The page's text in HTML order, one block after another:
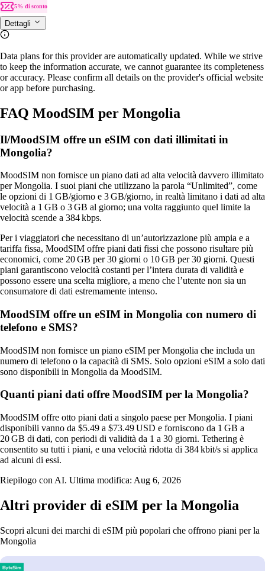
5% di sconto
Dettagli
Data plans for this provider are automatically updated. While we strive
to keep the information accurate, we cannot guarantee its completeness
or accuracy. Please confirm all details on the provider's official website
or app before purchasing.
FAQ MoodSIM per Mongolia
Il/MoodSIM offre un eSIM con dati illimitati in
Mongolia?
MoodSIM non fornisce un piano dati ad alta velocità davvero illimitato
per Mongolia. I suoi piani che utilizzano la parola “Unlimited”, come
le opzioni di 1 GB/giorno e 3 GB/giorno, in realtà limitano i dati ad alta
velocità a 1 GB o 3 GB al giorno; una volta raggiunto quel limite la
velocità scende a 384 kbps.
Per i viaggiatori che necessitano di un’autorizzazione più ampia e a
tariffa fissa, MoodSIM offre piani dati fissi che possono risultare più
economici, come 20 GB per 30 giorni o 10 GB per 30 giorni. Questi
piani garantiscono velocità costanti per l’intera durata di validità e
possono essere una scelta migliore, a meno che l’utente non sia un
consumatore di dati estremamente intenso.
MoodSIM offre un eSIM in Mongolia con numero di
telefono e SMS?
MoodSIM non fornisce un piano eSIM per Mongolia che includa un
numero di telefono o la capacità di SMS. Solo opzioni eSIM a solo dati
sono disponibili in Mongolia da MoodSIM.
Quanti piani dati offre MoodSIM per la Mongolia?
MoodSIM offre otto piani dati a singolo paese per Mongolia. I piani
disponibili vanno da $5.49 a $73.49 USD e forniscono da 1 GB a
20 GB di dati, con periodi di validità da 1 a 30 giorni. Tethering è
consentito su tutti i piani, e una velocità ridotta di 384 kbit/s si applica
ad alcuni di essi.
Riepilogo con AI. Ultima modifica: Aug 6, 2026
Altri provider di eSIM per la Mongolia
Scopri alcuni dei marchi di eSIM più popolari che offrono piani per la
Mongolia